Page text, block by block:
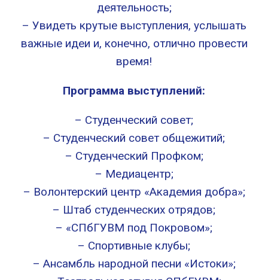
деятельность;
– Увидеть крутые выступления, услышать
важные идеи и, конечно, отлично провести
время!
Программа выступлений:
– Студенческий совет;
– Студенческий совет общежитий;
– Студенческий Профком;
– Медиацентр;
– Волонтерский центр «Академия добра»;
– Штаб студенческих отрядов;
– «СПбГУВМ под Покровом»;
– Спортивные клубы;
– Ансамбль народной песни «Истоки»;